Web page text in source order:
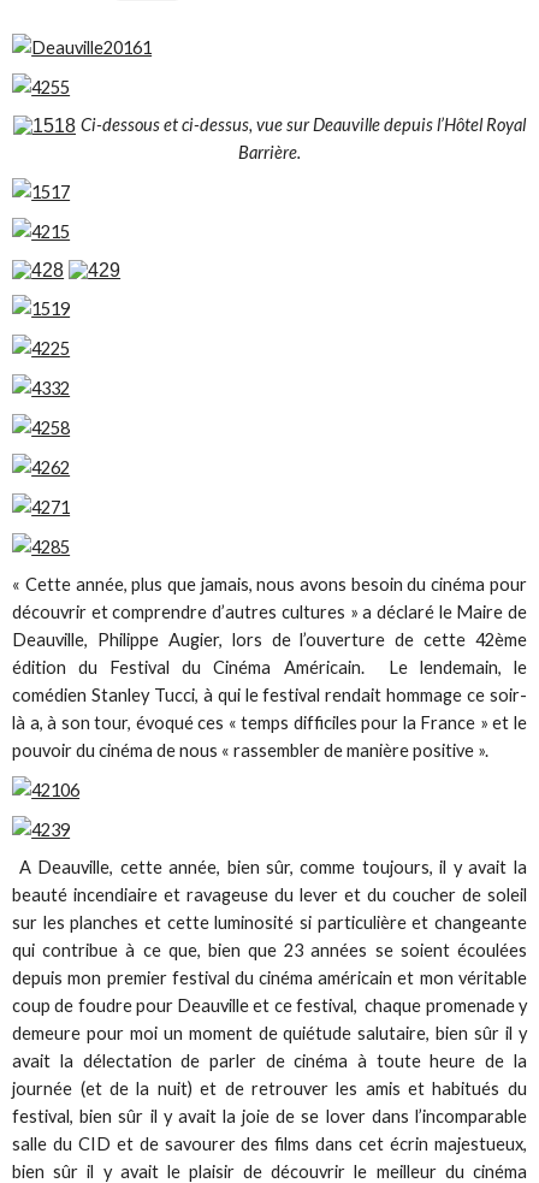
Ci-dessous et ci-dessus, vue sur Deauville depuis l’Hôtel Royal
Barrière.
« Cette année, plus que jamais, nous avons besoin du cinéma pour
découvrir et comprendre d’autres cultures » a déclaré le Maire de
Deauville, Philippe Augier, lors de l’ouverture de cette 42ème
édition du Festival du Cinéma Américain. Le lendemain, le
comédien Stanley Tucci, à qui le festival rendait hommage ce soir-
là a, à son tour, évoqué ces « temps difficiles pour la France » et le
pouvoir du cinéma de nous « rassembler de manière positive ».
A Deauville, cette année, bien sûr, comme toujours, il y avait la
beauté incendiaire et ravageuse du lever et du coucher de soleil
sur les planches et cette luminosité si particulière et changeante
qui contribue à ce que, bien que 23 années se soient écoulées
depuis mon premier festival du cinéma américain et mon véritable
coup de foudre pour Deauville et ce festival, chaque promenade y
demeure pour moi un moment de quiétude salutaire, bien sûr il y
avait la délectation de parler de cinéma à toute heure de la
journée (et de la nuit) et de retrouver les amis et habitués du
festival, bien sûr il y avait la joie de se lover dans l’incomparable
salle du CID et de savourer des films dans cet écrin majestueux,
bien sûr il y avait le plaisir de découvrir le meilleur du cinéma